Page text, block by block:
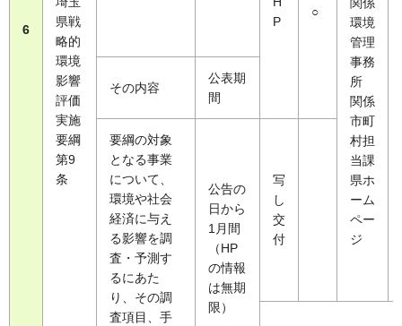
6
県戦
略的
環境
影響
評価
実施
要綱
第9
条
環境
管理
事務
所
関係
市町
村担
当課
県ホ
ーム
ペー
ジ
P
○
その内容
公表期
間
要綱の対象
となる事業
について、
環境や社会
経済に与え
る影響を調
査・予測す
るにあた
り、その調
査項目、手
公告の
日から
1月間
（HP
の情報
は無期
限）
写
し
交
付